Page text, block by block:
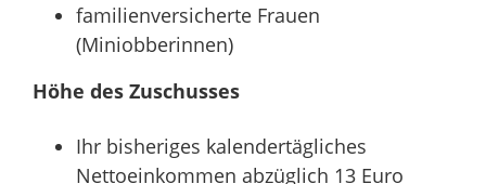
familienversicherte Frauen
(Miniobberinnen)
Höhe des Zuschusses
Ihr bisheriges kalendertägliches
Nettoeinkommen abzüglich 13 Euro